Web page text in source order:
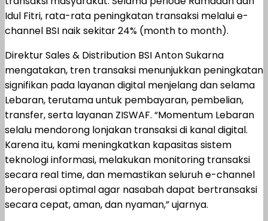
Idul Fitri, rata-rata peningkatan transaksi melalui e-
channel BSI naik sekitar 24% (month to month).
Direktur Sales & Distribution BSI Anton Sukarna
mengatakan, tren transaksi menunjukkan peningkatan
signifikan pada layanan digital menjelang dan selama
Lebaran, terutama untuk pembayaran, pembelian,
transfer, serta layanan ZISWAF. “Momentum Lebaran
selalu mendorong lonjakan transaksi di kanal digital.
Karena itu, kami meningkatkan kapasitas sistem
teknologi informasi, melakukan monitoring transaksi
secara real time, dan memastikan seluruh e-channel
beroperasi optimal agar nasabah dapat bertransaksi
secara cepat, aman, dan nyaman,” ujarnya.